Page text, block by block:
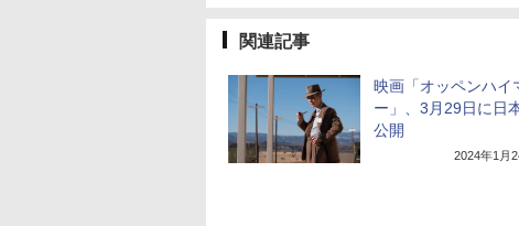
関連記事
映画「オッペンハイ
ー」、3月29日に日
公開
2024年1月